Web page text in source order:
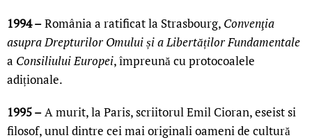
1994 –România a ratificat la Strasbourg, Convenţia
asupra Drepturilor Omului și a Libertăților Fundamentale
a Consiliului Europei, împreună cu protocoalele
adiționale.
1995 –A murit, la Paris, scriitorul Emil Cioran, eseist si
filosof, unul dintre cei mai originali oameni de cultură